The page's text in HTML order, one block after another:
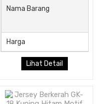
dan Berkarakter
Nama Barang
Harga
Lihat Detail